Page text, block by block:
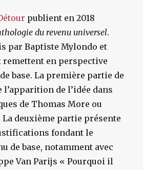
publient en 2018
du revenu universel.
par Baptiste Mylondo et
en perspective
base. La première partie de
l’apparition de l’idée dans
de Thomas More ou
deuxième partie présente
fondant le
de base, notamment avec
Van Parijs « Pourquoi il